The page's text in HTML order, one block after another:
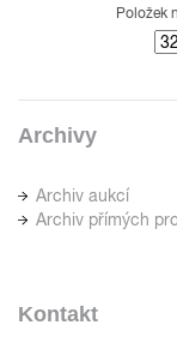
Položek
Archivy
Archiv aukcí
Archiv přímých
Kontakt